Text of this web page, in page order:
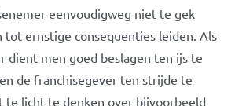
eenvoudigweg niet te gek
tot ernstige consequenties leiden. Als
dient men goed beslagen ten ijs te
de franchisegever ten strijde te
te licht te denken over bijvoorbeeld